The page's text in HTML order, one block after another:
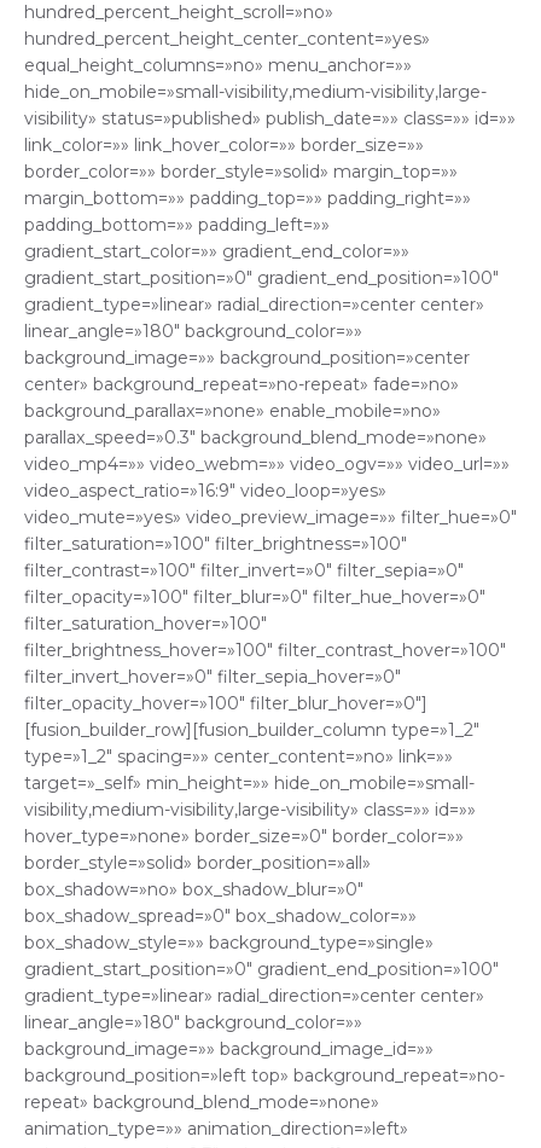
hundred_percent_height_scroll=»no»
hundred_percent_height_center_content=»yes»
equal_height_columns=»no» menu_anchor=»»
hide_on_mobile=»small-visibility,medium-visibility,large-
visibility» status=»published» publish_date=»» class=»» id=»»
link_color=»» link_hover_color=»» border_size=»»
border_color=»» border_style=»solid» margin_top=»»
margin_bottom=»» padding_top=»» padding_right=»»
padding_bottom=»» padding_left=»»
gradient_start_color=»» gradient_end_color=»»
gradient_start_position=»0″ gradient_end_position=»100″
gradient_type=»linear» radial_direction=»center center»
linear_angle=»180″ background_color=»»
background_image=»» background_position=»center
center» background_repeat=»no-repeat» fade=»no»
background_parallax=»none» enable_mobile=»no»
parallax_speed=»0.3″ background_blend_mode=»none»
video_mp4=»» video_webm=»» video_ogv=»» video_url=»»
video_aspect_ratio=»16:9″ video_loop=»yes»
video_mute=»yes» video_preview_image=»» filter_hue=»0″
filter_saturation=»100″ filter_brightness=»100″
filter_contrast=»100″ filter_invert=»0″ filter_sepia=»0″
filter_opacity=»100″ filter_blur=»0″ filter_hue_hover=»0″
filter_saturation_hover=»100″
filter_brightness_hover=»100″ filter_contrast_hover=»100″
filter_invert_hover=»0″ filter_sepia_hover=»0″
filter_opacity_hover=»100″ filter_blur_hover=»0″]
[fusion_builder_row][fusion_builder_column type=»1_2″
type=»1_2″ spacing=»» center_content=»no» link=»»
target=»_self» min_height=»» hide_on_mobile=»small-
visibility,medium-visibility,large-visibility» class=»» id=»»
hover_type=»none» border_size=»0″ border_color=»»
border_style=»solid» border_position=»all»
box_shadow=»no» box_shadow_blur=»0″
box_shadow_spread=»0″ box_shadow_color=»»
box_shadow_style=»» background_type=»single»
gradient_start_position=»0″ gradient_end_position=»100″
gradient_type=»linear» radial_direction=»center center»
linear_angle=»180″ background_color=»»
background_image=»» background_image_id=»»
background_position=»left top» background_repeat=»no-
repeat» background_blend_mode=»none»
animation_type=»» animation_direction=»left»